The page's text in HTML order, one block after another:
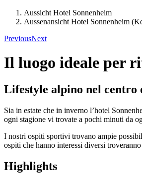
Aussicht Hotel Sonnenheim
Aussenansicht Hotel Sonnenheim
PreviousNext
Il luogo ideale per
Lifestyle alpino nel centro
Sia in estate che in inverno l’hotel
ogni stagione vi trovate a pochi minuti da
I nostri ospiti sportivi trovano ampie
ospiti che hanno interessi diversi
Highlights